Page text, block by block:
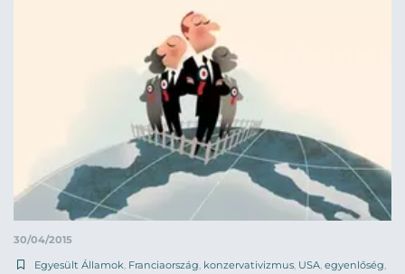
30/04/2015
Egyesült Államok Franciaország konzervativizmus USA egyenlőség